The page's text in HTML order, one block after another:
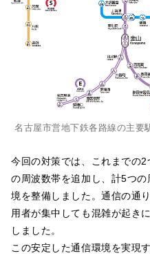
名古屋市営地下鉄各路線の主要
今回の対策では、これまでの
の周波数帯を追加し、計5つ
境を整備しました。通信の通
用者が集中しても混雑が起き
しました。
この安定した通信環境を実現